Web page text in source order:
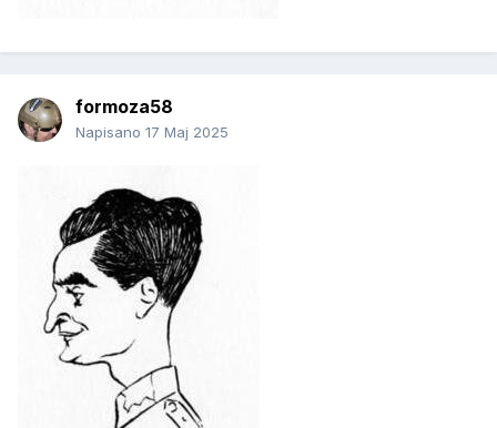
formoza58
Napisano 17 Maj 2025